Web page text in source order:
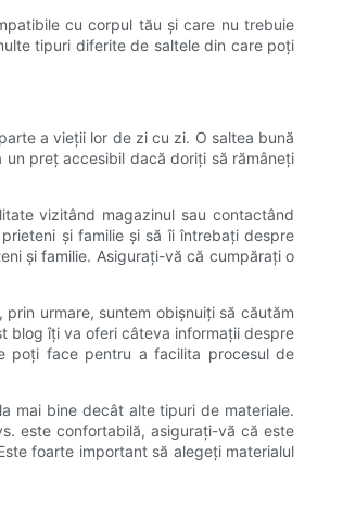
cu corpul tău și care nu trebuie
tipuri diferite de saltele din care poți
a vieții lor de zi cu zi. O saltea bună
preț accesibil dacă doriți să rămâneți
vizitând magazinul sau contactând
și familie și să îi întrebați despre
și familie. Asigurați-vă că cumpărați o
urmare, suntem obișnuiți să căutăm
blog îți va oferi câteva informații despre
poți face pentru a facilita procesul de
mai bine decât alte tipuri de materiale.
este confortabilă, asigurați-vă că este
foarte important să alegeți materialul